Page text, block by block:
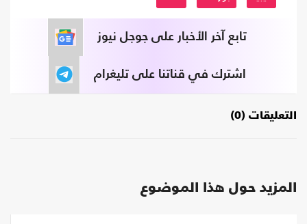
تابع آخر الأخبار على جوجل نيوز
اشترك في قناتنا على تليغرام
التعليقات (0)
المزيد حول هذا الموضوع